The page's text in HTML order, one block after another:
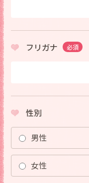
フリガナ 必須
性別
男性
女性